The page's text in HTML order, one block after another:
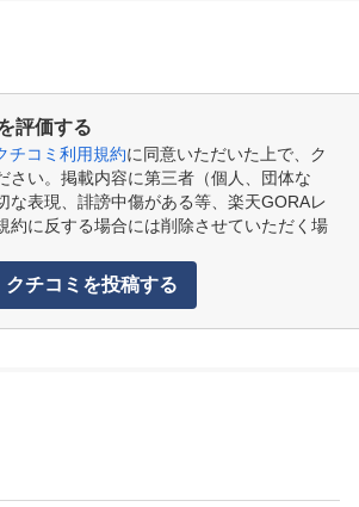
評価する
チコミ利用規約に同意いただいた上で、ク
さい。掲載内容に第三者（個人、団体な
な表現、誹謗中傷がある等、楽天GORAレ
約に反する場合には削除させていただく場
クチコミを投稿する